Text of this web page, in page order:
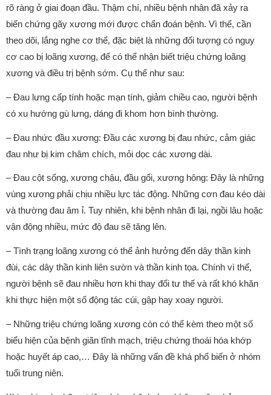
rõ ràng ở giai đoạn đầu. Thậm chí, nhiều bệnh nhân đã xảy ra
biến chứng gãy xương mới được chẩn đoán bệnh. Vì thế, cần
theo dõi, lắng nghe cơ thể, đặc biệt là những đối tượng có nguy
cơ cao bị loãng xương, để có thể nhận biết triệu chứng loãng
xương và điều trị bệnh sớm. Cụ thể như sau:
– Đau lưng cấp tính hoặc mạn tính, giảm chiều cao, người bệnh
có xu hướng gù lưng, dáng đi khom hơn bình thường.
– Đau nhức đầu xương: Đầu các xương bị đau nhức, cảm giác
đau như bị kim châm chích, mỏi dọc các xương dài.
– Đau cột sống, xương chậu, đầu gối, xương hông: Đây là những
vùng xương phải chịu nhiều lực tác động. Những cơn đau kéo dài
và thường đau âm ỉ. Tuy nhiên, khi bệnh nhân đi lại, ngồi lâu hoặc
vận động nhiều, mức độ đau sẽ tăng lên.
– Tình trạng loãng xương có thể ảnh hưởng đến dây thần kinh
đùi, các dây thần kinh liên sườn và thần kinh tọa. Chính vì thế,
người bệnh sẽ đau nhiều hơn khi thay đổi tư thế và rất khó khăn
khi thực hiện một số động tác cúi, gập hay xoay người.
– Những triệu chứng loãng xương còn có thể kèm theo một số
biểu hiện của bệnh giãn tĩnh mạch, triệu chứng thoái hóa khớp
hoặc huyết áp cao,… Đây là những vấn đề khá phổ biến ở nhóm
tuổi trung niên.